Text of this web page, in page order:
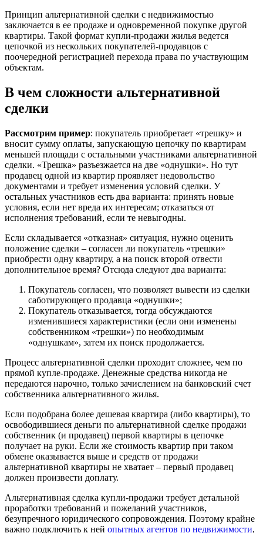
Принцип альтернативной сделки с недвижимостью
заключается в ее продаже и одновременной покупке другой
квартиры. Такой формат купли-продажи жилья ведется
цепочкой из нескольких покупателей-продавцов с
поочередной регистрацией перехода права по участвующим
объектам.
В чем сложности альтернативной
сделки
Рассмотрим пример: покупатель приобретает «трешку» и
вносит сумму оплаты, запускающую цепочку по квартирам
меньшей площади с остальными участниками альтернативной
сделки. «Трешка» разъезжается на две «однушки». Но тут
продавец одной из квартир проявляет недовольство
документами и требует изменения условий сделки. У
остальных участников есть два варианта: принять новые
условия, если нет вреда их интересам; отказаться от
исполнения требований, если те невыгодны.
Если складывается «отказная» ситуация, нужно оценить
положение сделки – согласен ли покупатель «трешки»
приобрести одну квартиру, а на поиск второй отвести
дополнительное время? Отсюда следуют два варианта:
Покупатель согласен, что позволяет вывести из сделки
саботирующего продавца «однушки»;
Покупатель отказывается, тогда обсуждаются
изменившиеся характеристики (если они изменены
собственником «трешки») по необходимым
«однушкам», затем их поиск продолжается.
Процесс альтернативной сделки проходит сложнее, чем по
прямой купле-продаже. Денежные средства никогда не
передаются нарочно, только зачислением на банковский счет
собственника альтернативного жилья.
Если подобрана более дешевая квартира (либо квартиры), то
освободившиеся деньги по альтернативной сделке продажи
собственник (и продавец) первой квартиры в цепочке
получает на руки. Если же стоимость квартир при таком
обмене оказывается выше и средств от продажи
альтернативной квартиры не хватает – первый продавец
должен произвести доплату.
Альтернативная сделка купли-продажи требует детальной
проработки требований и пожеланий участников,
безупречного юридического сопровождения. Поэтому крайне
важно подключить к ней опытных агентов по недвижимости,